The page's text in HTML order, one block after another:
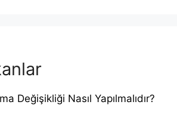
Değişikliği Nasıl Yapılmalıdır?